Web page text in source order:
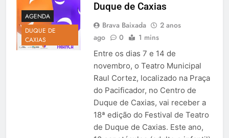
AGENDA
DUQUE DE
CAXIAS
Duque de Caxias
Brava Baixada
2 anos
ago
0 1 mins
Entre os dias 7 e 14 de
novembro, o Teatro Municipal
Raul Cortez, localizado na Praça
do Pacificador, no Centro de
Duque de Caxias, vai receber a
18ª edição do Festival de Teatro
de Duque de Caxias. Este ano,